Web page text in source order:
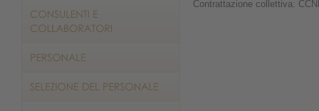
Contrattazione collettiva: